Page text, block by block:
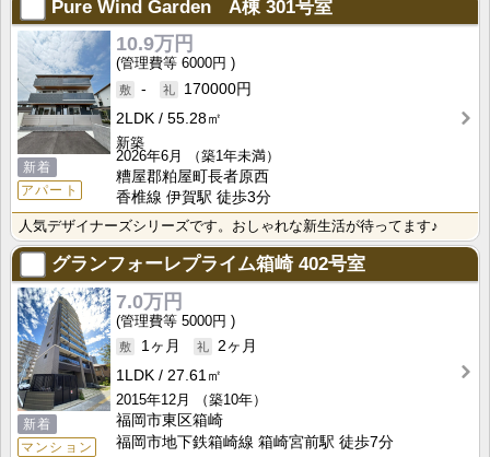
Pure Wind Garden A棟 301号室
新着
アパート
10.9万円
6000円
-
170000円
2LDK
55.28㎡
新築
2026年6月
（築1年未満）
糟屋郡粕屋町長者原西
香椎線 伊賀駅 徒歩3分
人気デザイナーズシリーズです。おしゃれな新生活が待ってます♪
グランフォーレプライム箱崎402号室
新着
マンション
7.0万円
5000円
1ヶ月
2ヶ月
1LDK
27.61㎡
2015年12月
（築10年）
福岡市東区箱崎
福岡市地下鉄箱崎線 箱崎宮前駅 徒歩7分